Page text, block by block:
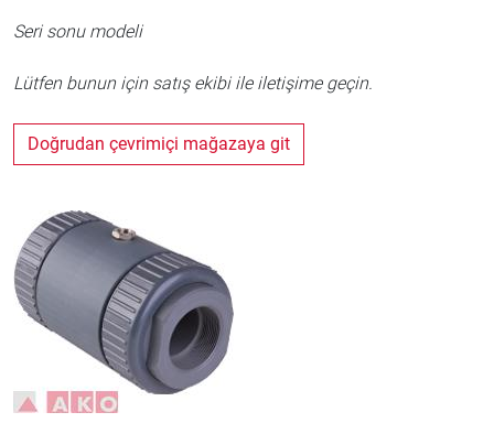
Seri sonu modeli
Lütfen bunun için satış ekibi ile iletişime geçin.
Doğrudan çevrimiçi mağazaya git